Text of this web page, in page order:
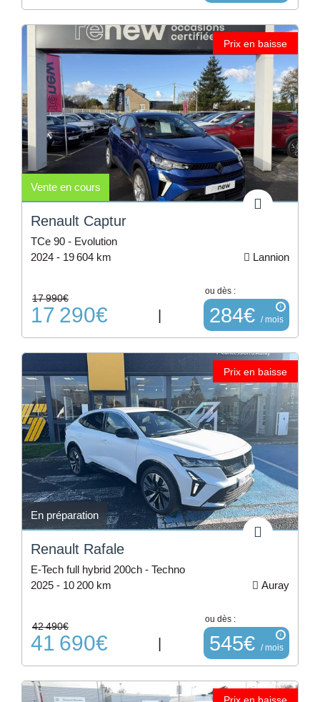
Vente en cours
Prix en baisse
Renault Captur
TCe 90 - Evolution
2024 - 19 604 km Lannion
17 990€
17 290€
ou dès :
284€ / mois
i
En préparation
Prix en baisse
Renault Rafale
E-Tech full hybrid 200ch - Techno
2025 - 10 200 km Auray
42 490€
41 690€
ou dès :
545€ / mois
i